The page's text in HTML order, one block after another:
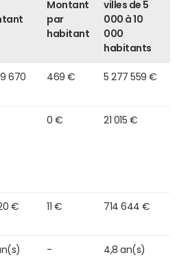
Montant
par
habitant
villes de 5
000 à 10
000
habitants
670
469 € 5 277 559 €
0 € 21 015 €
€ 11 € 714 644 €
- 4,8 an(s)